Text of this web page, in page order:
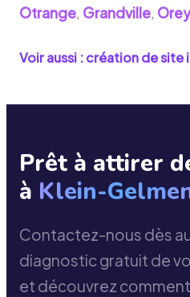
Otrange, Grandville,
Voir aussi : création de site
Prêt à attirer
à Klein-
Contactez-nous dès
diagnostic gratuit de
et découvrez